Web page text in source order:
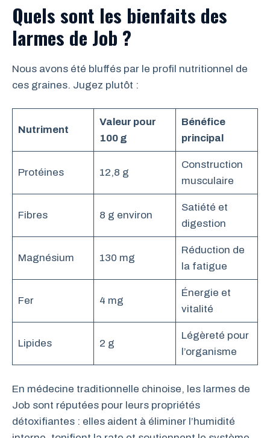
Quels sont les bienfaits des
larmes de Job ?
Nous avons été bluffés par le profil nutritionnel de
ces graines. Jugez plutôt :
Nutriment
Valeur pour
100 g
Bénéfice
principal
Protéines 12,8 g
Construction
musculaire
Fibres 8 g environ
Satiété et
digestion
Magnésium 130 mg
Réduction de
la fatigue
Fer 4 mg
Énergie et
vitalité
Lipides 2 g
Légèreté pour
l’organisme
En médecine traditionnelle chinoise, les larmes de
Job sont réputées pour leurs propriétés
détoxifiantes : elles aident à éliminer l’humidité